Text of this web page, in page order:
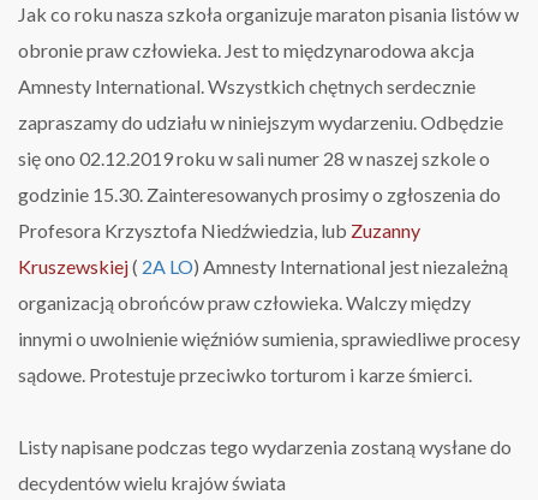
Jak co roku nasza szkoła organizuje maraton pisania listów w
obronie praw człowieka. Jest to międzynarodowa akcja
Amnesty International. Wszystkich chętnych serdecznie
zapraszamy do udziału w niniejszym wydarzeniu. Odbędzie
się ono 02.12.2019 roku w sali numer 28 w naszej szkole o
godzinie 15.30. Zainteresowanych prosimy o zgłoszenia do
Profesora Krzysztofa Niedźwiedzia, lub Zuzanny
Kruszewskiej( 2A LO) Amnesty International jest niezależną
organizacją obrońców praw człowieka. Walczy między
innymi o uwolnienie więźniów sumienia, sprawiedliwe procesy
sądowe. Protestuje przeciwko torturom i karze śmierci.
Listy napisane podczas tego wydarzenia zostaną wysłane do
decydentów wielu krajów świata